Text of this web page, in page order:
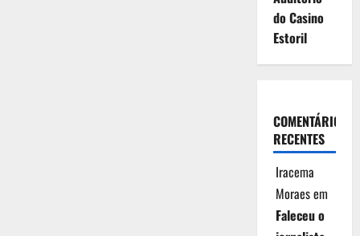
do Casino
Estoril
COMENTÁRIOS
RECENTES
Iracema
Moraesem
Faleceu o